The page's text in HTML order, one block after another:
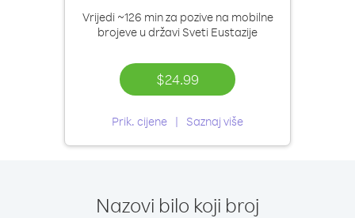
Vrijedi ~126 minza pozive na mobilne
brojeve u državi Sveti Eustazije
$24.99
Prik. cijene Saznaj više
Nazovi bilo koji broj